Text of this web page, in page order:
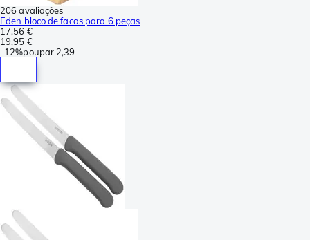
206 avaliações
Eden bloco de facas para 6 peças
17,56 €
19,95 €
-12%poupar 2,39